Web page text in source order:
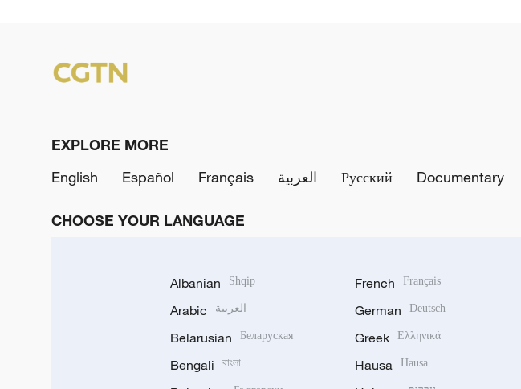
EXPLORE MORE
English
Español Français العربية Русский Documentary
CHOOSE YOUR LANGUAGE
Albanian Shqip
Arabic العربية
Belarusian Беларуская
Bengali বাংলা
French Français
German Deutsch
Greek Ελληνικά
Hausa Hausa